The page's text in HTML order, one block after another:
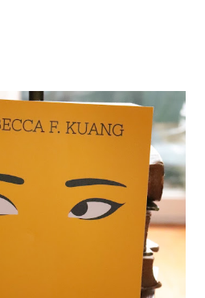
très changeantes de sa maman, et
Car Jiyu aime sa maman, même
Yuna est divorcée de son premier
pas revu sa fille depuis trois ans. Il
Corée est encore très très rare, et